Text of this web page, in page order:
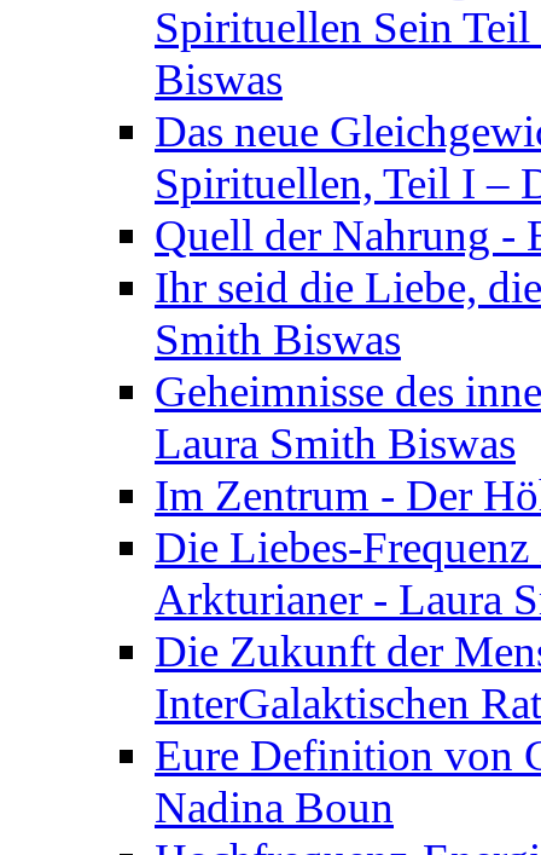
Spirituellen Sein
Biswas
Das neue
Spirituellen, Teil I –
Quell der Nahrung -
Ihr seid die Liebe,
Smith Biswas
Geheimnisse des
Laura Smith Biswas
Im Zentrum - Der
Die Liebes-
Arkturianer - Laura
Die Zukunft der
InterGalaktischen
Eure Definition von
Nadina Boun